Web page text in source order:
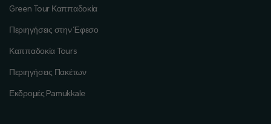
Green Tour Καππαδοκία
Περιηγήσεις στην Έφεσο
Καππαδοκία Tours
Περιηγήσεις Πακέτων
Εκδρομές Pamukkale